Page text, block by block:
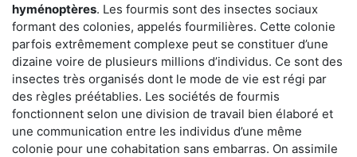
hyménoptères. Les fourmis sont des insectes sociaux
formant des colonies, appelés fourmilières. Cette colonie
parfois extrêmement complexe peut se constituer d’une
dizaine voire de plusieurs millions d’individus. Ce sont des
insectes très organisés dont le mode de vie est régi par
des règles préétablies. Les sociétés de fourmis
fonctionnent selon une division de travail bien élaboré et
une communication entre les individus d’une même
colonie pour une cohabitation sans embarras. On assimile